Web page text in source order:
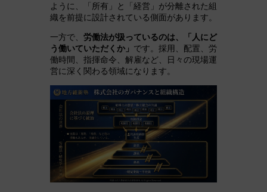
ように、「所有」と「経営」が分離された組
織を前提に設計されている側面があります。
一方で、 労働法が扱っているのは、「人にど
う働いていただくか」 です。採用、配置、労
働時間、指揮命令、解雇など、日々の現場運
営に深く関わる領域になります。